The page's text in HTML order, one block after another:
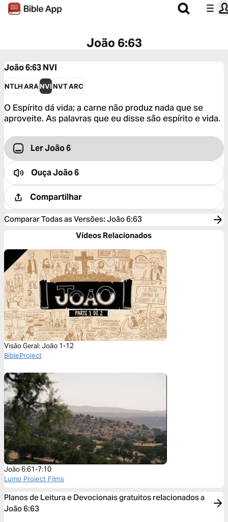
João 6:63
João 6:63NVI
NTLHARANVINVTARC
O Espírito dá vida; a carne não produz nada que se
aproveite. As palavras que eu disse são espírito e vida.
Ler João 6
OuçaJoão 6
Compartilhar
Comparar Todas as Versões: João 6:63
Vídeos Relacionados
Visão Geral: João 1-12
BibleProject
João 6:61-7:10
Lumo Project Films
Planos de Leitura e Devocionais gratuitos relacionados a
João 6:63